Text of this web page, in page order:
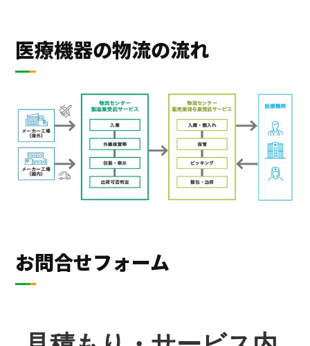
医療機器の物流の流れ
お問合せフォーム